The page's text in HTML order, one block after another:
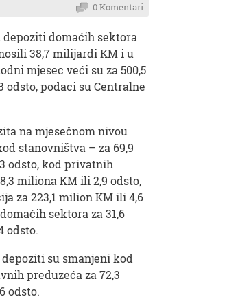
0 Komentari
domaćih sektora
38,7 milijardi KM i u
mjesec veći su za 500,5
odsto, podaci su Centralne
na mjesečnom nivou
stanovništva – za 69,9
odsto, kod privatnih
miliona KM ili 2,9 odsto,
za 223,1 milion KM ili 4,6
sektora za 31,6
odsto.
su smanjeni kod
preduzeća za 72,3
odsto.